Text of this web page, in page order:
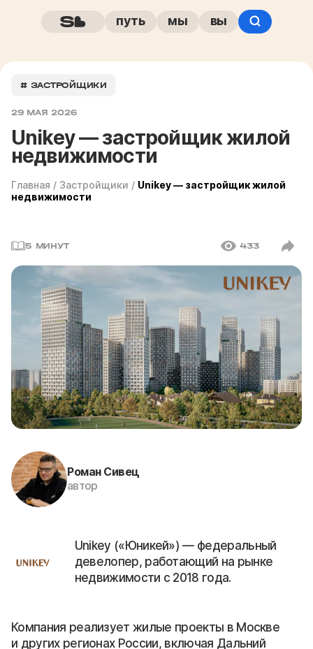
путь мы вы
# ЗАСТРОЙЩИКИ
29 МАЯ 2026
Unikey — застройщик жилой
недвижимости
Главная / Застройщики / Unikey — застройщик жилой
недвижимости
5 МИНУТ 433
Роман Сивец
автор
Unikey («Юникей») — федеральный
девелопер, работающий на рынке
недвижимости с 2018 года.
Компания реализует жилые проекты в Москве
и других регионах России, включая Дальний